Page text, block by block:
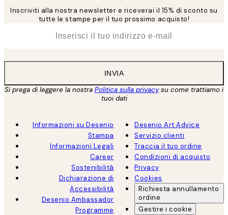
Inscriviti alla nostra newsletter e riceverai il 15% di sconto su
tutte le stampe per il tuo prossimo acquisto!
INVIA
Si prega di leggere la nostra Politica sulla privacysu come trattiamo i
tuoi dati
Informazioni su Desenio
Stampa
Informazioni Legali
Career
Sostenibilità
Dichiarazione di
Accessibilità
Desenio Ambassador
Programme
Desenio Art Advice
Servizio clienti
Traccia il tuo ordine
Condizioni di acquisto
Privacy
Cookies
Richiesta annullamento
ordine
Gestire i cookie